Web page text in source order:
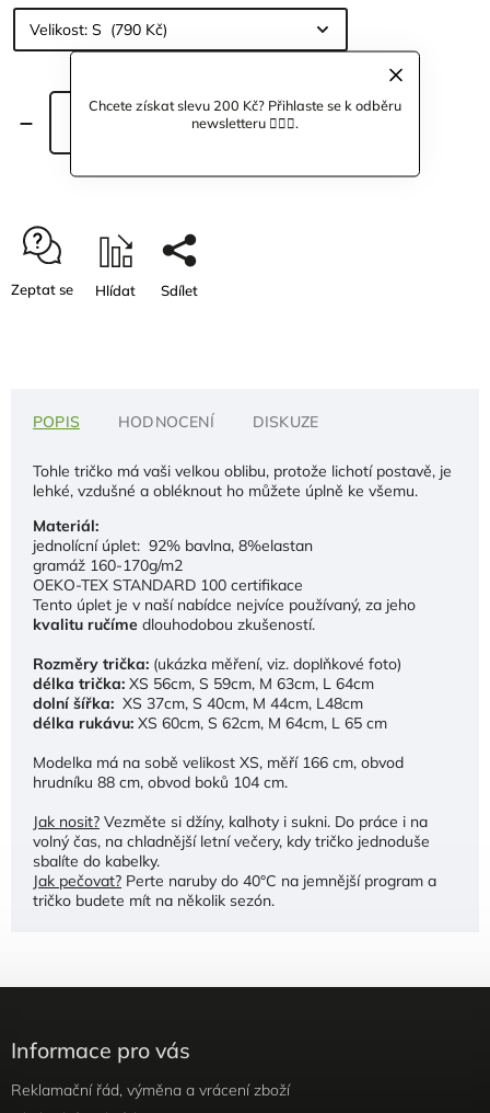
Chcete získat slevu 200 Kč? Přihlaste se k odběru
newsletteru 🙋🏼‍♀️.
Přidat do košíku
Zeptat se Hlídat Sdílet
POPIS HODNOCENÍ DISKUZE
Tohle tričko má vaši velkou oblibu, protože lichotí postavě, je
lehké, vzdušné a obléknout ho můžete úplně ke všemu.
Materiál:
jednolícní úplet: 92% bavlna, 8%elastan
gramáž 160-170g/m2
OEKO-TEX STANDARD 100 certifikace
Tento úplet je v naší nabídce nejvíce používaný, za jeho
kvalitu ručíme dlouhodobou zkušeností.
Rozměry trička: (ukázka měření, viz. doplňkové foto)
délka trička: XS 56cm, S 59cm, M 63cm, L 64cm
dolní šířka: XS 37cm, S 40cm, M 44cm, L48cm
délka rukávu: XS 60cm, S 62cm, M 64cm, L 65 cm
Modelka má na sobě velikost XS, měří 166 cm, obvod
hrudníku 88 cm, obvod boků 104 cm.
Jak nosit? Vezměte si džíny, kalhoty i sukni. Do práce i na
volný čas, na chladnější letní večery, kdy tričko jednoduše
sbalíte do kabelky.
Jak pečovat? Perte naruby do 40°C na jemnější program a
tričko budete mít na několik sezón.
Informace pro vás
Reklamační řád, výměna a vrácení zboží